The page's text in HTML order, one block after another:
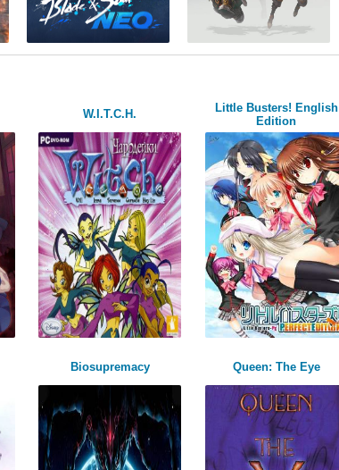
W.I.T.C.H.
Little Busters! English
Edition
Biosupremacy Queen: The Eye